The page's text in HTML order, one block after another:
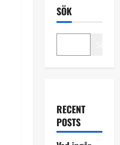
SÖK
RECENT
POSTS